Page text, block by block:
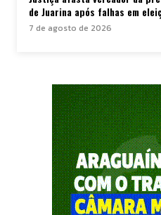
de Juarina após falhas em
7 de agosto de 2026